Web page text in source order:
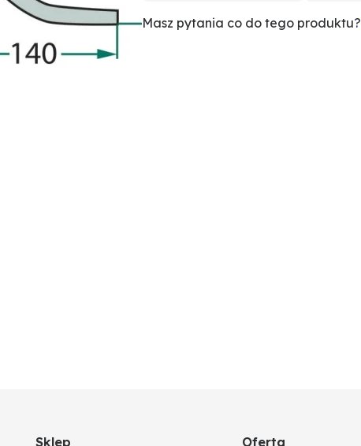
Masz pytania co do tego produktu?
Sklep Oferta